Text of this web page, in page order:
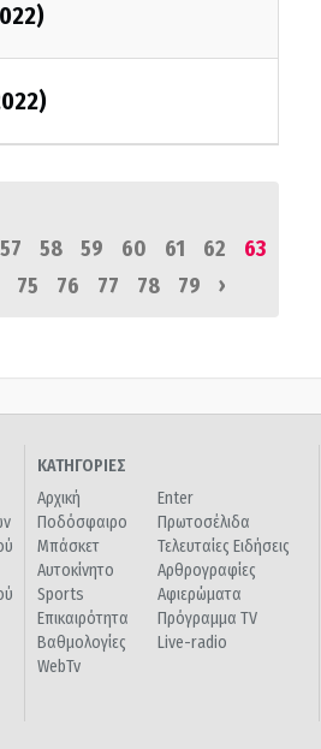
57 58 59 60 61 62
63
75 76 77 78 79 ›
ΚΑΤΗΓΟΡΙΕΣ
Αρχική
Ποδόσφαιρο
Μπάσκετ
Αυτοκίνητο
Sports
Επικαιρότητα
Βαθμολογίες
WebTv
Enter
Πρωτοσέλιδα
Τελευταίες Ειδήσεις
Αρθρογραφίες
Αφιερώματα
Πρόγραμμα TV
Live-radio